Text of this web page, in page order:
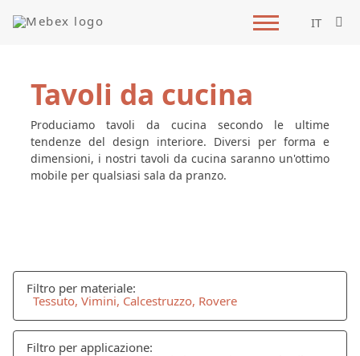
IT
Tavoli da cucina
Produciamo tavoli da cucina secondo le ultime
tendenze del design interiore. Diversi per forma e
dimensioni, i nostri tavoli da cucina saranno un'ottimo
mobile per qualsiasi sala da pranzo.
Filtro per materiale:
Tessuto, Vimini, Calcestruzzo, Rovere
Filtro per applicazione: